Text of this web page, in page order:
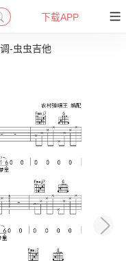
下载APP
-虫虫吉他